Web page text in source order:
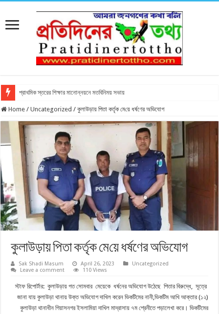
প্রাথমিক স্তরের শিক্ষার মানোন্নয়নে মতবিনিময় সভায়
Home / Uncategorized / কুলাউড়ায় পিতা কর্তৃক মে‌য়ে ধর্ষণের অভিযোগ
কুলাউড়ায় পিতা কর্তৃক মে‌য়ে ধর্ষণের অভিযোগ
Sak Shadi Masum April 26, 2023
Uncategorized
Leave a comment
110 Views
স্টাফ রিপোর্টার: কুলাউড়ায় গত সোমবার মেয়েকে ধর্ষনের অভিযোগ উঠেছে পিতার বিরুদ্ধে, সূত্রে
জানা যায় কুলাউড়া থানায় উক্ত অভিযোগ দাখিল করেন ভিকটিমের নানী,ভিকটিম আখি আক্তার (১২)
কুলাউড়া থানাধীন গিয়াসনগর ইসলামিয়া দাখিল মাদ্রাসায় ৭ম শ্রেনীতে পড়ালেখা করে। ভিকটিমের